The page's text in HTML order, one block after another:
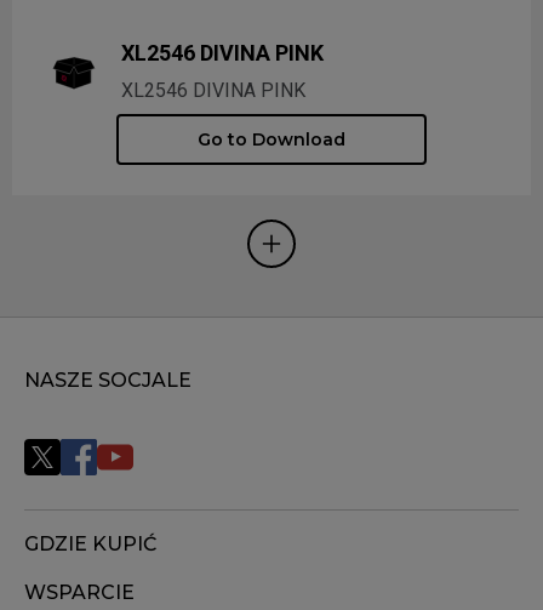
XL2546 DIVINA PINK
XL2546 DIVINA PINK
Go to Download
NASZE SOCJALE
GDZIE KUPIĆ
WSPARCIE